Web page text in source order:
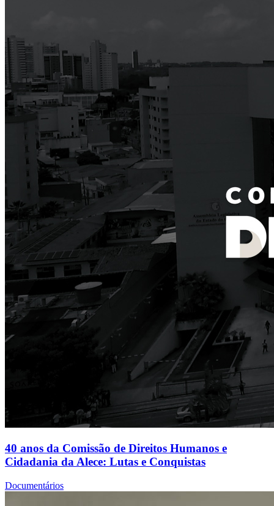
40 anos da Comissão de Direitos Humanos e
Cidadania da Alece: Lutas e Conquistas
Documentários